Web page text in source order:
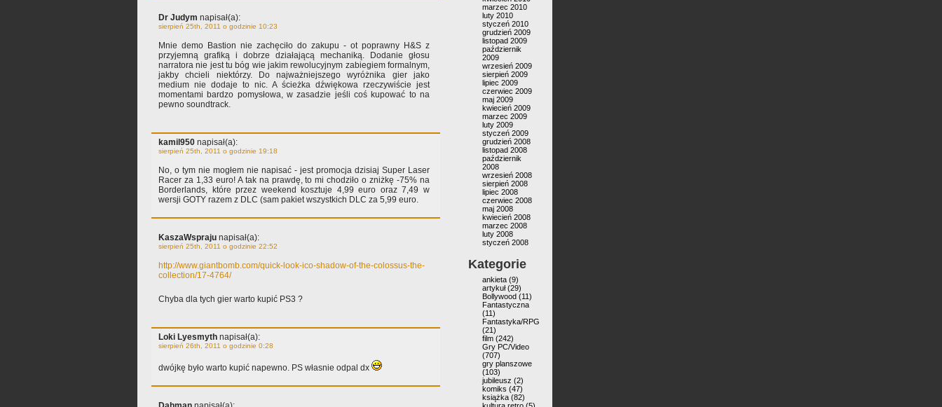
Dr Judym napisał(a):
sierpień 25th, 2011 o godzinie 10:23
Mnie demo Bastion nie zachęciło do zakupu - ot poprawny H&S z
przyjemną grafiką i dobrze działającą mechaniką. Dodanie głosu
narratora nie jest tu bóg wie jakim rewolucyjnym zabiegiem formalnym,
jakby chcieli niektórzy. Do najważniejszego wyróżnika gier jako
medium nie dodaje to nic. A ścieżka dźwiękowa rzeczywiście jest
momentami bardzo pomysłowa, w zasadzie jeśli coś kupować to na
pewno soundtrack.
kamil950 napisał(a):
sierpień 25th, 2011 o godzinie 19:18
No, o tym nie mogłem nie napisać - jest promocja dzisiaj Super Laser
Racer za 1,33 euro! A tak na prawdę, to mi chodziło o zniżkę -75% na
Borderlands, które przez weekend kosztuje 4,99 euro oraz 7,49 w
wersji GOTY razem z DLC (sam pakiet wszystkich DLC za 5,99 euro.
KaszaWspraju napisał(a):
sierpień 25th, 2011 o godzinie 22:52
http://www.giantbomb.com/quick-look-ico-shadow-of-the-colossus-the-
collection/17-4764/
Chyba dla tych gier warto kupić PS3 ?
Loki Lyesmyth napisał(a):
sierpień 26th, 2011 o godzinie 0:28
dwójkę było warto kupić napewno. PS własnie odpal dx
marzec 2010
luty 2010
styczeń 2010
grudzień 2009
listopad 2009
październik
2009
wrzesień 2009
sierpień 2009
lipiec 2009
czerwiec 2009
maj 2009
kwiecień 2009
marzec 2009
luty 2009
styczeń 2009
grudzień 2008
listopad 2008
październik
2008
wrzesień 2008
sierpień 2008
lipiec 2008
czerwiec 2008
maj 2008
kwiecień 2008
marzec 2008
luty 2008
styczeń 2008
Kategorie
ankieta (9)
artykuł(29)
Bollywood (11)
Fantastyczna
(11)
Fantastyka/RPG
(21)
film (242)
Gry PC/Video
(707)
gry planszowe
(103)
jubileusz (2)
komiks (47)
książka (82)